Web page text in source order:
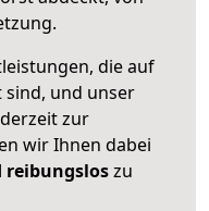
die auf
und unser
zur
wir Ihnen dabei
reibungsloszu